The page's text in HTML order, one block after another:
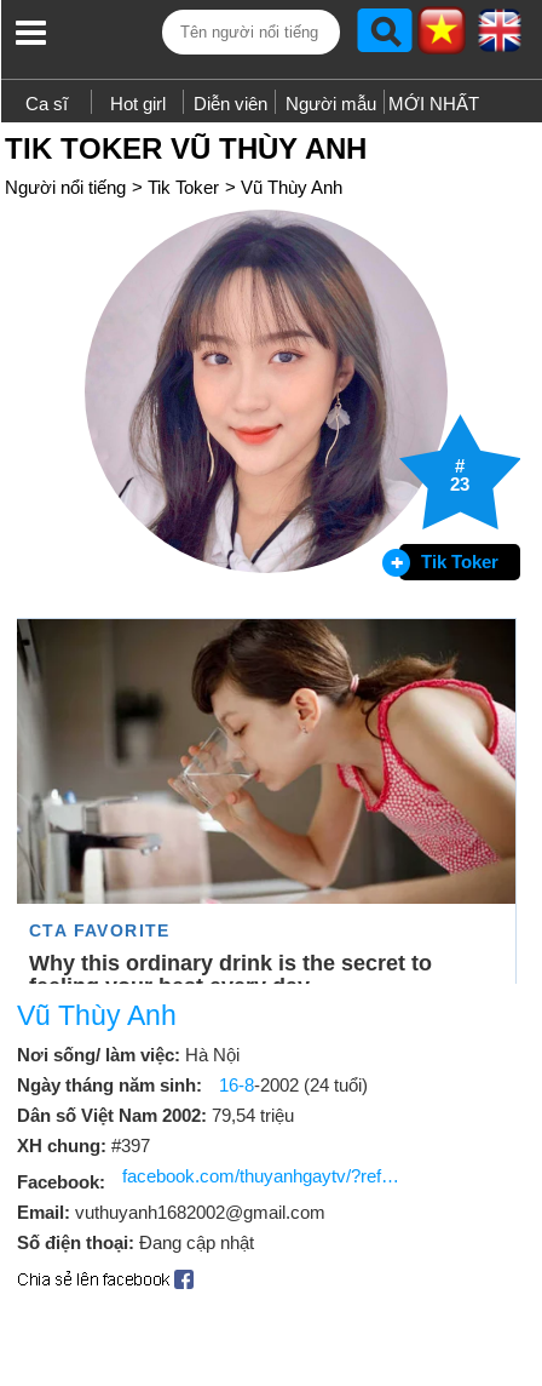
Ca sĩ Hot girl Diễn viên Người mẫu MỚI NHẤT
TIK TOKER VŨ THÙY ANH
Người nổi tiếng > Tik Toker > Vũ Thùy Anh
#
23
Tik Toker
Vũ Thùy Anh
Nơi sống/ làm việc: Hà Nội
Ngày tháng năm sinh:
16-8-2002 (24 tuổi)
Dân số Việt Nam 2002: 79,54 triệu
XH chung: #397
Facebook:
facebook.com/thuyanhgaytv/?ref=page_internal
Email: vuthuyanh1682002@gmail.com
Số điện thoại: Đang cập nhật